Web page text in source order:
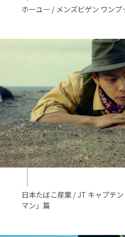
ホーユー / メンズビゲン ワン
日本たばこ産業 / JT キャプテ
マン」篇